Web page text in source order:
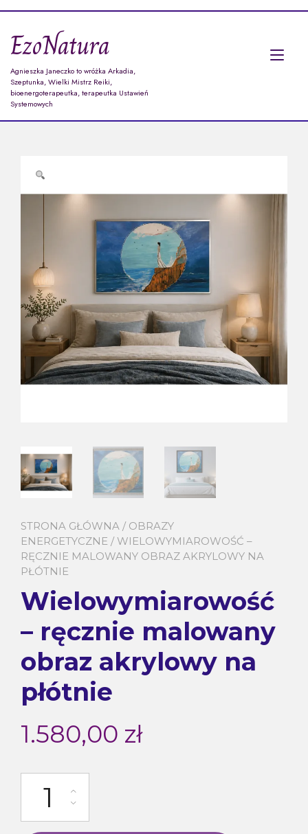
EzoNatura
Agnieszka Janeczko to wróżka Arkadia,
Szeptunka, Wielki Mistrz Reiki,
bioenergoterapeutka, terapeutka Ustawień
Systemowych
STRONA GŁÓWNA / OBRAZY
ENERGETYCZNE / WIELOWYMIAROWOŚĆ –
RĘCZNIE MALOWANY OBRAZ AKRYLOWY NA
PŁÓTNIE
Wielowymiarowość
– ręcznie malowany
obraz akrylowy na
płótnie
1.580,00 zł